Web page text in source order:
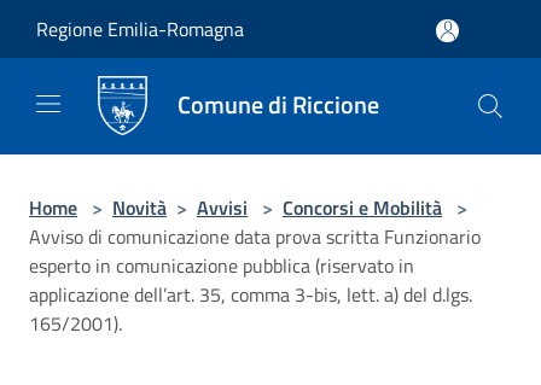
Regione Emilia-Romagna
Comune di Riccione
Home > Novità > Avvisi > Concorsi e Mobilità >
Avviso di comunicazione data prova scritta Funzionario
esperto in comunicazione pubblica (riservato in
applicazione dell’art. 35, comma 3-bis, lett. a) del d.lgs.
165/2001).